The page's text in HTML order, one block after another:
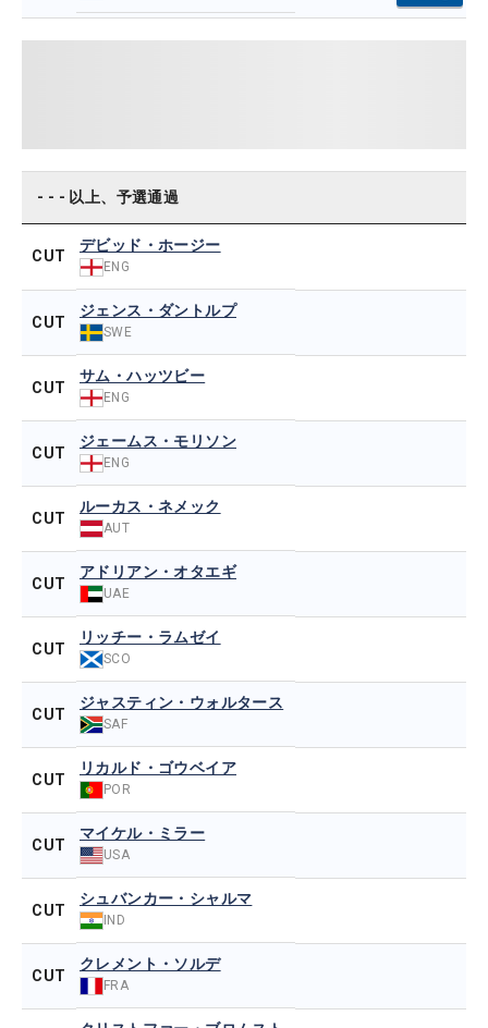
- - - 以上、予選通過
CUT
デビッド・ホージー
ENG
CUT
ジェンス・ダントルプ
SWE
CUT
サム・ハッツビー
ENG
CUT
ジェームス・モリソン
ENG
CUT
ルーカス・ネメック
AUT
CUT
アドリアン・オタエギ
UAE
CUT
リッチー・ラムゼイ
SCO
CUT
ジャスティン・ウォルタース
SAF
CUT
リカルド・ゴウベイア
POR
CUT
マイケル・ミラー
USA
CUT
シュバンカー・シャルマ
IND
CUT
クレメント・ソルデ
FRA